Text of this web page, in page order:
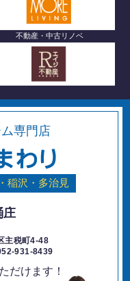
不動産・中古リノベ
専門店
稲沢・多治見
庄
主税町4-48
931-8439
だけます！